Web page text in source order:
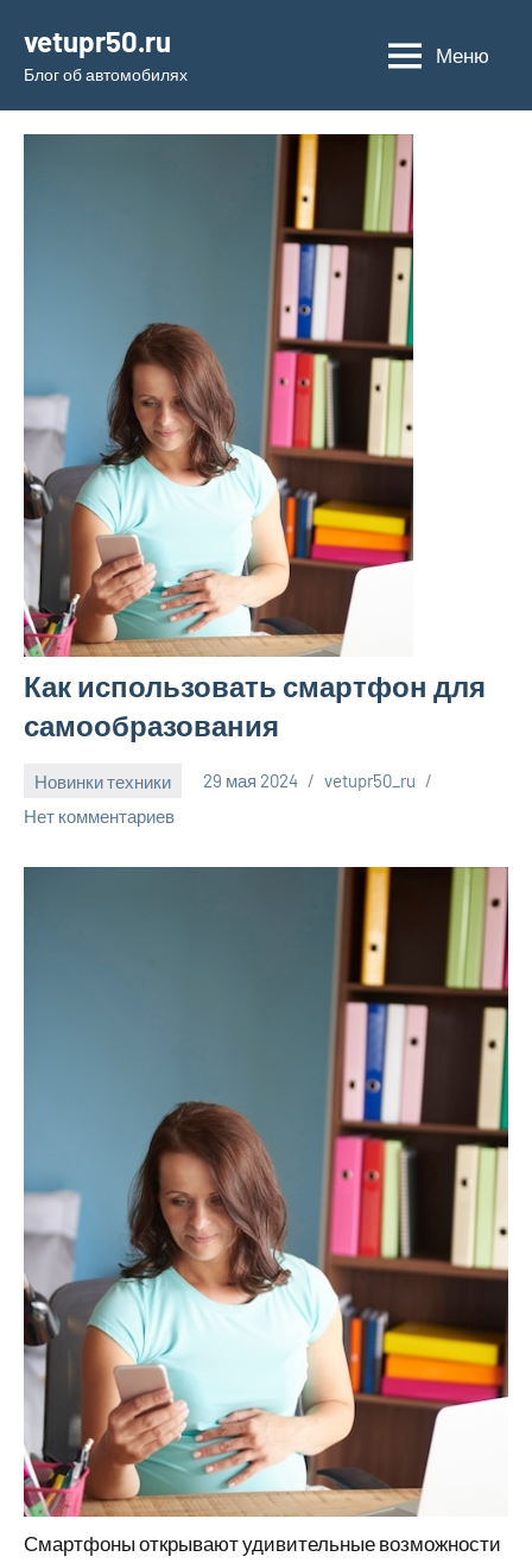
содержимому
vetupr50.ru
Блог об автомобилях
Меню
Как использовать смартфон для
самообразования
Новинки техники 29 мая 2024
vetupr50_ru
Нет комментариев
Смартфоны открывают удивительные возможности